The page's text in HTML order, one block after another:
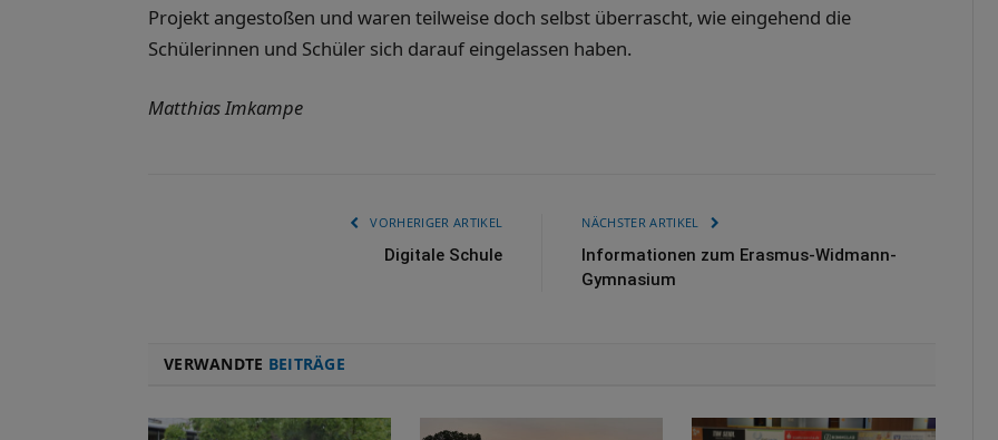
Projekt angestoßen und waren teilweise doch selbst überrascht, wie eingehend die
Schülerinnen und Schüler sich darauf eingelassen haben.
Matthias Imkampe
VORHERIGER ARTIKEL
Digitale Schule
NÄCHSTER ARTIKEL
Informationen zum Erasmus-Widmann-
Gymnasium
VERWANDTE BEITRÄGE